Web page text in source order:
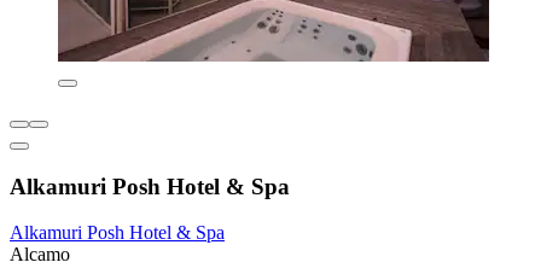
Alkamuri Posh Hotel & Spa
Alkamuri Posh Hotel & Spa
Alcamo